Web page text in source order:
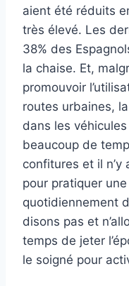
aient été réduits
très élevé. Les
38% des
la chaise. Et,
promouvoir
routes urbaines,
dans les
beaucoup de
confitures et il
pour pratiquer
quotidiennement
disons pas et
temps de jeter
le soigné pour